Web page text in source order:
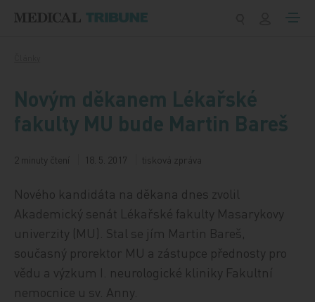
Novým děkanem Lékařské
fakulty MU bude Martin Bareš
2 minuty čtení 18. 5. 2017 tisková zpráva
Nového kandidáta na děkana dnes zvolil
Akademický senát Lékařské fakulty Masarykovy
univerzity (MU). Stal se jím Martin Bareš,
současný prorektor MU a zástupce přednosty pro
vědu a výzkum I. neurologické kliniky Fakultní
nemocnice u sv. Anny.